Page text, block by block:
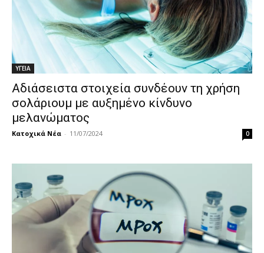
ΥΓΕΙΑ
Αδιάσειστα στοιχεία συνδέουν τη χρήση
σολάριουμ με αυξημένο κίνδυνο
μελανώματος
Κατοχικά Νέα - 11/07/2024 0